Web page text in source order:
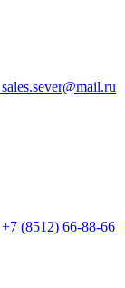
sales.sever@mail.ru
+7 (8512) 66-88-66